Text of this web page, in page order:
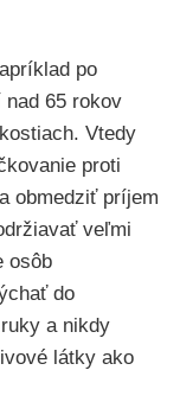
po
65 rokov
Vtedy
proti
obmedziť príjem
veľmi
osôb
do
a nikdy
látky ako